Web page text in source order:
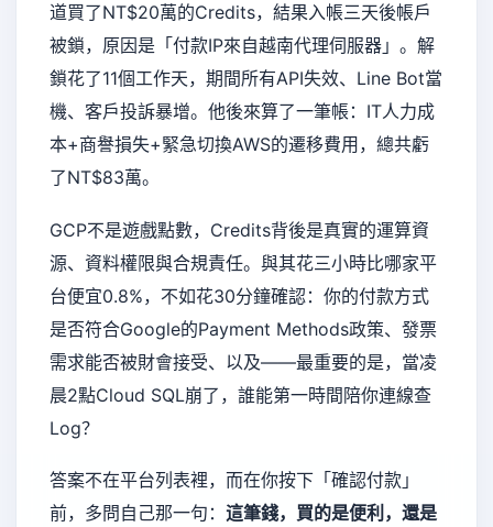
道買了NT$20萬的Credits，結果入帳三天後帳戶
被鎖，原因是「付款IP來自越南代理伺服器」。解
鎖花了11個工作天，期間所有API失效、Line Bot當
機、客戶投訴暴增。他後來算了一筆帳：IT人力成
本+商譽損失+緊急切換AWS的遷移費用，總共虧
了NT$83萬。
GCP不是遊戲點數，Credits背後是真實的運算資
源、資料權限與合規責任。與其花三小時比哪家平
台便宜0.8%，不如花30分鐘確認：你的付款方式
是否符合Google的Payment Methods政策、發票
需求能否被財會接受、以及——最重要的是，當凌
晨2點Cloud SQL崩了，誰能第一時間陪你連線查
Log？
答案不在平台列表裡，而在你按下「確認付款」
前，多問自己那一句： 這筆錢，買的是便利，還是